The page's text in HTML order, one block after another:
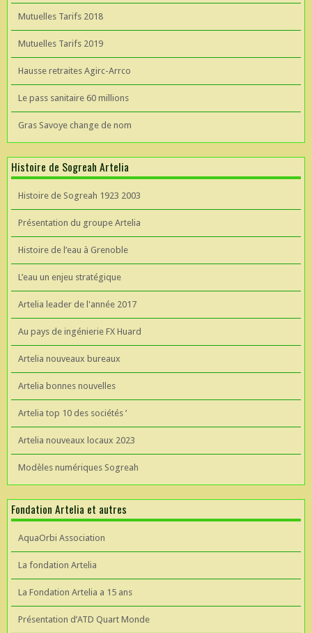
Mutuelles Tarifs 2018
Mutuelles Tarifs 2019
Hausse retraites Agirc-Arrco
Le pass sanitaire 60 millions
Gras Savoye change de nom
Histoire de Sogreah Artelia
Histoire de Sogreah 1923 2003
Présentation du groupe Artelia
Histoire de l’eau à Grenoble
L’eau un enjeu stratégique
Artelia leader de l'année 2017
Au pays de ingénierie FX Huard
Artelia nouveaux bureaux
Artelia bonnes nouvelles
Artelia top 10 des sociétés ’
Artelia nouveaux locaux 2023
Modèles numériques Sogreah
Fondation Artelia et autres
AquaOrbi Association
La fondation Artelia
La Fondation Artelia a 15 ans
Présentation d’ATD Quart Monde